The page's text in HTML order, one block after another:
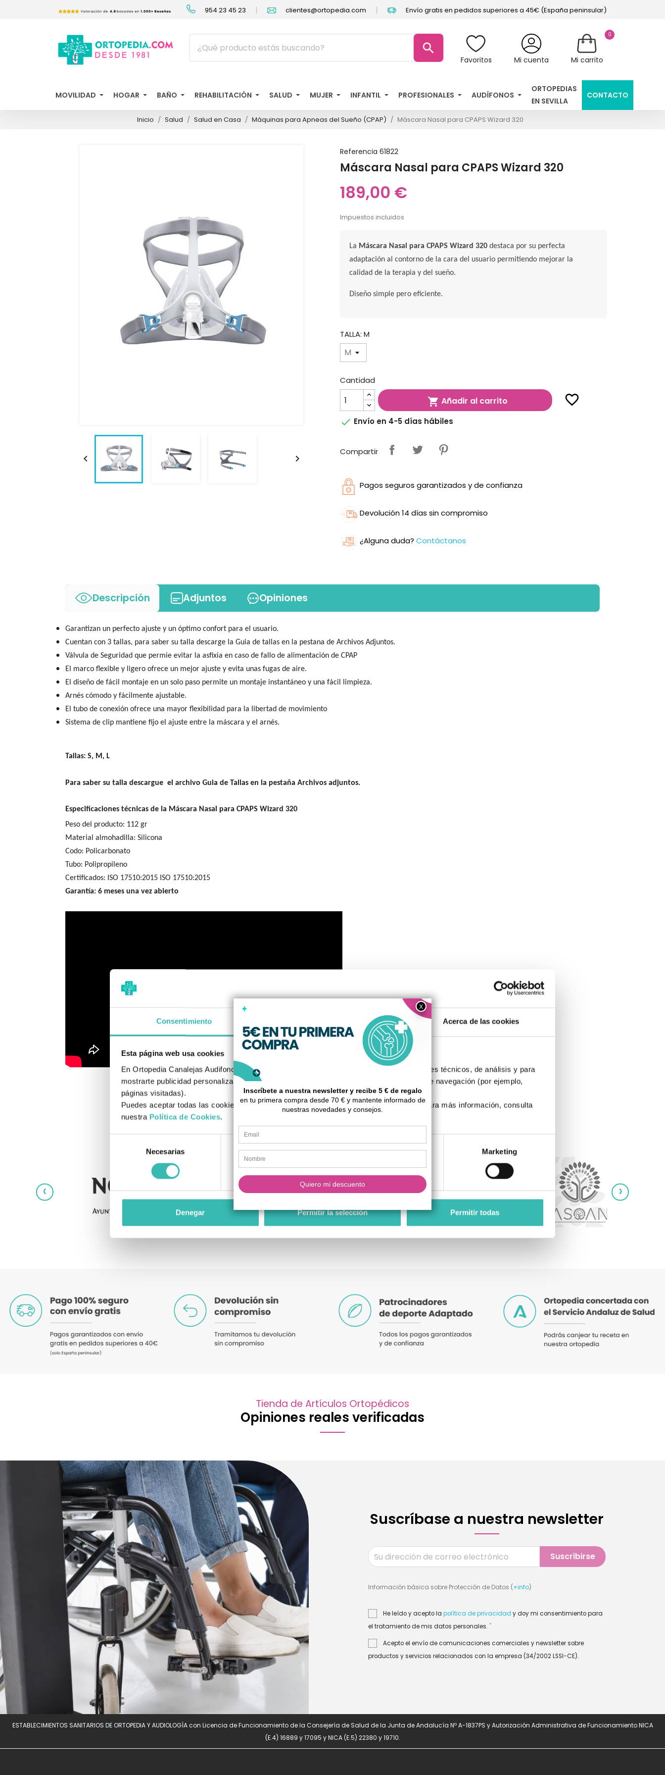
Consentimiento Acerca de las cookies
Esta página web usa cookies
En Ortopedia Canalejas Audifonos, S.L., utilizamos cookies propias y de terceros para fines técnicos, de análisis y para
mostrarte publicidad personalizada basada en un perfil elaborado a partir de tus hábitos de navegación (por ejemplo,
páginas visitadas).
Puedes aceptar todas las cookies, rechazarlas o configurarlas según tus preferencias. Para más información, consulta
nuestra Política de Cookies.
consentimiento
Necesarias Preferencias Estadística Marketing
Denegar Permitir la selección Permitir todas
954 23 45 23 | clientes@ortopedia.com | Envío gratis en pedidos superiores a 45€ (España peninsular)
search
0
Mi carrito
Mi cuenta
Favoritos
MOVILIDAD HOGAR BAÑO REHABILITACIÓN SALUD MUJER INFANTIL PROFESIONALES AUDÍFONOS
ORTOPEDIAS
EN SEVILLA
CONTACTO
Inicio Salud Salud en Casa Máquinas para Apneas del Sueño (CPAP) Máscara Nasal para CPAPS Wizard 320
 
Referencia 61822
Máscara Nasal para CPAPS Wizard 320
189,00 €
Impuestos incluidos
La Máscara Nasal para CPAPS Wizard 320 destaca por su perfecta
adaptación al contorno de la cara del usuario permitiendo mejorar la
calidad de la terapia y del sueño.
Diseño simple pero eficiente.
TALLA: M
Cantidad
 Añadir al carrito favorite_border
 Envío en 4-5 días hábiles
Compartir
Pagos seguros garantizados y de confianza
Devolución 14 días sin compromiso
¿Alguna duda? Contáctanos
Descripción Adjuntos Opiniones
Garantizan un perfecto ajuste y un óptimo confort para el usuario.
Cuentan con 3 tallas, para saber su talla descarge la Guia de tallas en la pestana de Archivos Adjuntos.
Válvula de Seguridad que permie evitar la asfixia en caso de fallo de alimentación de CPAP
El marco flexible y ligero ofrece un mejor ajuste y evita unas fugas de aire.
El diseño de fácil montaje en un solo paso permite un montaje instantáneo y una fácil limpieza.
Arnés cómodo y fácilmente ajustable.
El tubo de conexión ofrece una mayor flexibilidad para la libertad de movimiento
Sistema de clip mantiene fijo el ajuste entre la máscara y el arnés.
Tallas: S, M, L
Para saber su talla descargue el archivo Guia de Tallas en la pestaña Archivos adjuntos.
Especificaciones técnicas de la Máscara Nasal para CPAPS Wizard 320
Peso del producto: 112 gr
Material almohadilla: Silicona
Codo: Policarbonato
Tubo: Polipropileno
Certificados: ISO 17510:2015 ISO 17510:2015
Garantía: 6 meses una vez abierto
Han confiado en nosotros
‹ ›
Tienda de Artículos Ortopédicos
Opiniones reales verificadas
Suscríbase a nuestra newsletter
Información básica sobre Protección de Datos (+info)
He leído y acepto la política de privacidad y doy mi consentimiento para
el tratamiento de mis datos personales. *
Acepto el envío de comunicaciones comerciales y newsletter sobre
productos y servicios relacionados con la empresa (34/2002 LSSI-CE).
ESTABLECIMIENTOS SANITARIOS DE ORTOPEDIA Y AUDIOLOGÍA con Licencia de Funcionamiento de la Consejería de Salud de la Junta de Andalucía Nº A-1837PS y Autorización Administrativa de Funcionamiento NICA
(E.4) 16889 y 17095 y NICA (E.5) 22380 y 19710.